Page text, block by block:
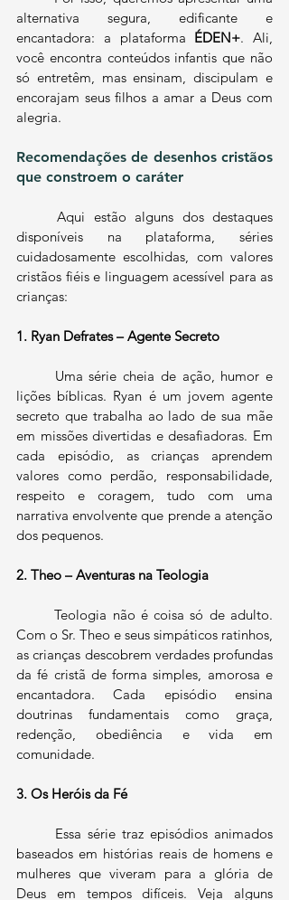
alternativa segura, edificante e
encantadora: a plataforma ÉDEN+. Ali,
você encontra conteúdos infantis que não
só entretêm, mas ensinam, discipulam e
encorajam seus filhos a amar a Deus com
alegria.
Recomendações de desenhos cristãos
que constroem o caráter
	Aqui estão alguns dos destaques
disponíveis na plataforma, séries
cuidadosamente escolhidas, com valores
cristãos fiéis e linguagem acessível para as
crianças:
1. Ryan Defrates – Agente Secreto
lições bíblicas. Ryan é um jovem agente
secreto que trabalha ao lado de sua mãe
em missões divertidas e desafiadoras. Em
cada episódio, as crianças aprendem
valores como perdão, responsabilidade,
respeito e coragem, tudo com uma
narrativa envolvente que prende a atenção
dos pequenos.
2. Theo – Aventuras na Teologia
	Teologia não é coisa só de adulto.
Com o Sr. Theo e seus simpáticos ratinhos,
as crianças descobrem verdades profundas
da fé cristã de forma simples, amorosa e
encantadora. Cada episódio ensina
doutrinas fundamentais como graça,
redenção, obediência e vida em
comunidade.
3. Os Heróis da Fé
baseados em histórias reais de homens e
mulheres que viveram para a glória de
Deus em tempos difíceis. Veja alguns